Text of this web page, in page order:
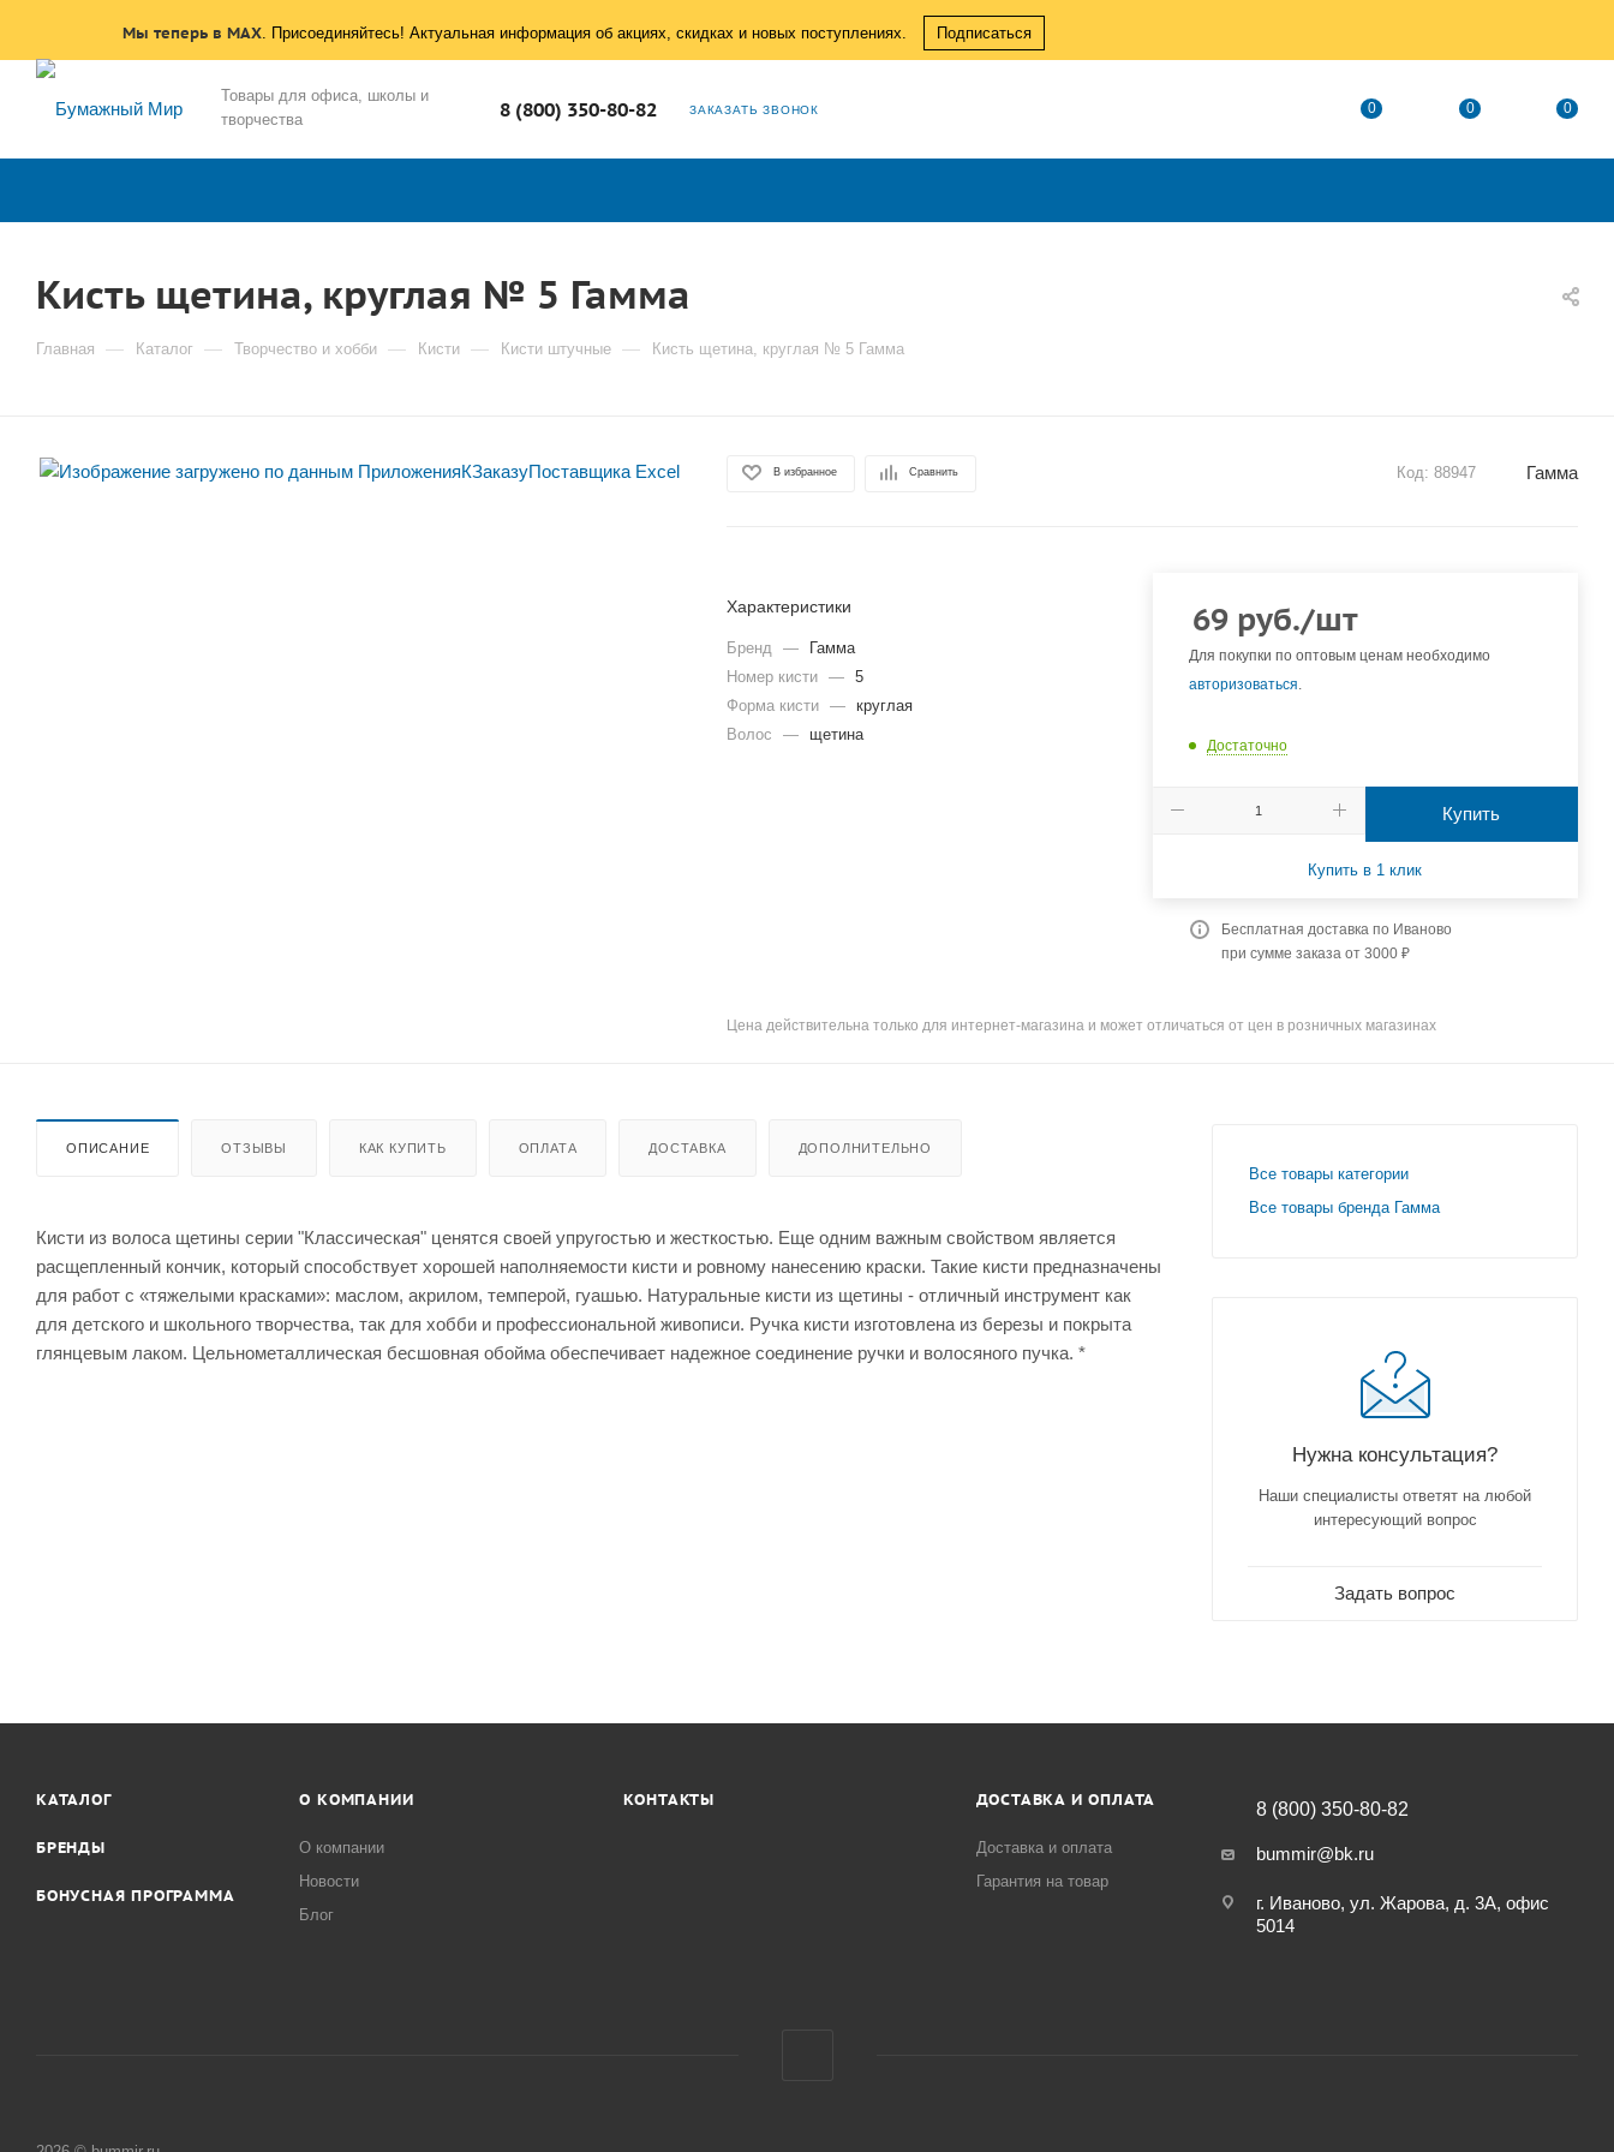
Мы теперь в MAX. Присоединяйтесь! Актуальная информация об акциях, скидках и новых поступлениях. Подписаться
Товары для офиса, школы и
творчества
8 (800) 350-80-82 ЗАКАЗАТЬ ЗВОНОК 0 0 0
Кисть щетина, круглая № 5 Гамма
Главная — Каталог — Творчество и хобби — Кисти — Кисти штучные — Кисть щетина, круглая № 5 Гамма
В избранное Сравнить Код: 88947 Гамма
Характеристики
Бренд —
Гамма
Номер кисти
—
5
Форма кисти
—
круглая
Волос
— щетина
69руб./шт
Для покупки по оптовым ценам необходимо
авторизоваться.
Достаточно
Купить
Купить в 1 клик
Бесплатная доставка по Иваново
при сумме заказа от 3000 ₽
Цена действительна только для интернет-магазина и может отличаться от цен в розничных магазинах
ОПИСАНИЕ ОТЗЫВЫ КАК КУПИТЬ ОПЛАТА ДОСТАВКА ДОПОЛНИТЕЛЬНО
Кисти из волоса щетины серии "Классическая" ценятся своей упругостью и жесткостью. Еще одним важным свойством является
расщепленный кончик, который способствует хорошей наполняемости кисти и ровному нанесению краски. Такие кисти предназначены
для работ с «тяжелыми красками»: маслом, акрилом, темперой, гуашью. Натуральные кисти из щетины - отличный инструмент как
для детского и школьного творчества, так для хобби и профессиональной живописи. Ручка кисти изготовлена из березы и покрыта
глянцевым лаком. Цельнометаллическая бесшовная обойма обеспечивает надежное соединение ручки и волосяного пучка. *
Все товары категории
Все товары бренда Гамма
Нужна консультация?
Наши специалисты ответят на любой
интересующий вопрос
Задать вопрос
КАТАЛОГ
БРЕНДЫ
БОНУСНАЯ ПРОГРАММА
О КОМПАНИИ
О компании
Новости
Блог
КОНТАКТЫ ДОСТАВКА И ОПЛАТА
Доставка и оплата
Гарантия на товар
8 (800) 350-80-82
bummir@bk.ru
г. Иваново, ул. Жарова, д. 3А, офис
5014